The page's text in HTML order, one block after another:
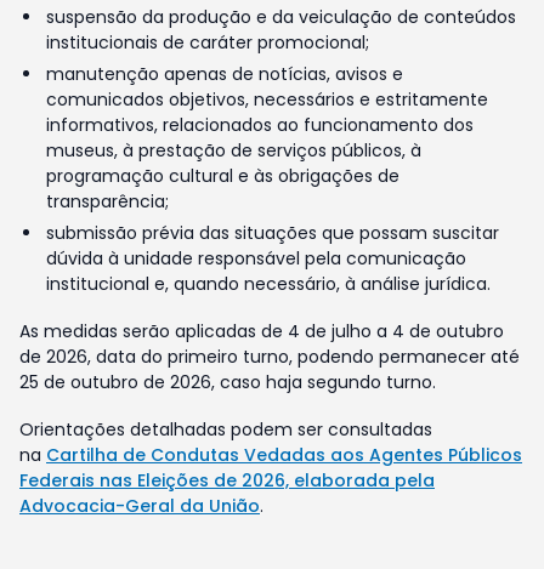
suspensão da produção e da veiculação de conteúdos
institucionais de caráter promocional;
manutenção apenas de notícias, avisos e
comunicados objetivos, necessários e estritamente
informativos, relacionados ao funcionamento dos
museus, à prestação de serviços públicos, à
programação cultural e às obrigações de
transparência;
submissão prévia das situações que possam suscitar
dúvida à unidade responsável pela comunicação
institucional e, quando necessário, à análise jurídica.
As medidas serão aplicadas de 4 de julho a 4 de outubro
de 2026, data do primeiro turno, podendo permanecer até
25 de outubro de 2026, caso haja segundo turno.
Orientações detalhadas podem ser consultadas
na Cartilha de Condutas Vedadas aos Agentes Públicos
Federais nas Eleições de 2026, elaborada pela
Advocacia-Geral da União.